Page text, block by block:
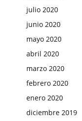
julio 2020
junio 2020
mayo 2020
abril 2020
marzo 2020
febrero 2020
enero 2020
diciembre 2019